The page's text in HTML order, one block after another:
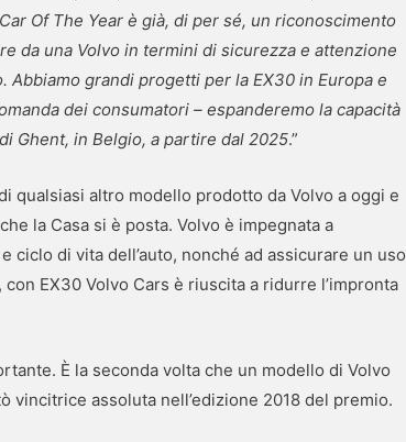
Of The Year è già, di per sé, un riconoscimento
da una Volvo in termini di sicurezza e attenzione
grandi progetti per la EX30 in Europa e
dei consumatori – espanderemo la capacità
Ghent, in Belgio, a partire dal 2025.”
qualsiasi altro modello prodotto da Volvo a oggi e
la Casa si è posta. Volvo è impegnata a
ciclo di vita dell’auto, nonché ad assicurare un uso
EX30 Volvo Cars è riuscita a ridurre l’impronta
È la seconda volta che un modello di Volvo
vincitrice assoluta nell’edizione 2018 del premio.